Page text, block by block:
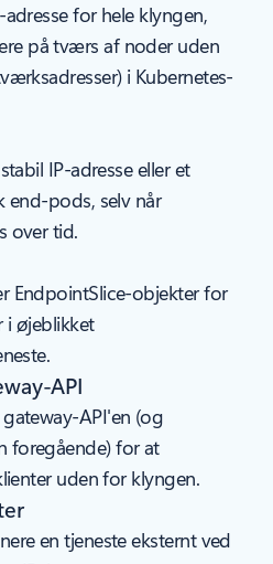
for hele klyngen,
på tværs af noder uden
i Kubernetes-
IP-adresse eller et
pods, selv når
over tid.
EndpointSlice-objekter for
i øjeblikket
API
API'en (og
foregående) for at
uden for klyngen.
en tjeneste eksternt ved